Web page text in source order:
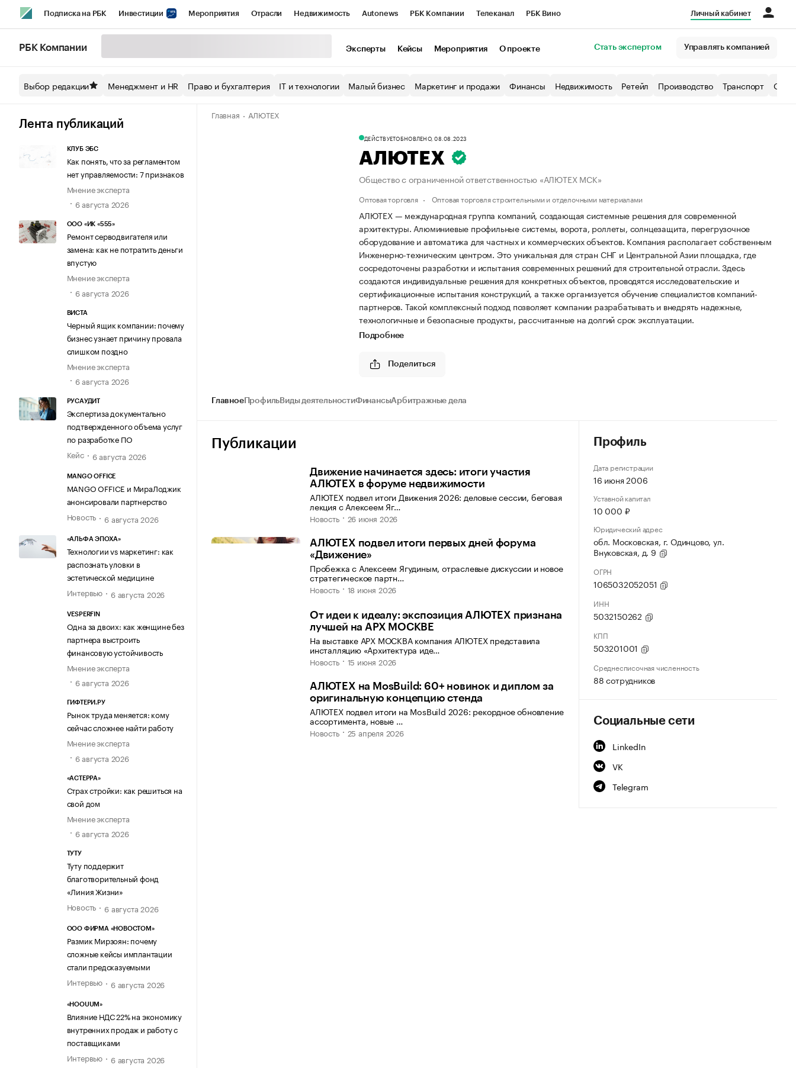
Подписка на РБК Инвестиции Мероприятия Отрасли Недвижимость Autonews РБК Компании Телеканал РБК Вино
Спецпроекты СПб Конференции СПб Спецпроекты Экономика Бизнес
Технологии и медиа Рынок наличной валюты
Личный кабинет
РБК Компании Эксперты Кейсы Мероприятия О проекте Стать экспертом Управлять компанией
Выбор редакции Менеджмент и HR Право и бухгалтерия IT и технологии Малый бизнес Маркетинг и продажи Финансы Недвижимость Ретейл Производство Транспорт
Лента публикаций
КЛУБ ЭБС
Как понять, что за регламентом
нет управляемости: 7 признаков
Мнение эксперта
6 августа 2026
ООО «ИК «555»
Ремонт серводвигателя или
замена: как не потратить деньги
впустую
Мнение эксперта
6 августа 2026
ВИСТА
Черный ящик компании: почему
бизнес узнает причину провала
слишком поздно
Мнение эксперта
6 августа 2026
РУСАУДИТ
Экспертиза документально
подтвержденного объема услуг
по разработке ПО
Кейс
6 августа 2026
MANGO OFFICE
MANGO OFFICE и МираЛоджик
анонсировали партнерство
Новость
6 августа 2026
«АЛЬФА ЭПОХА»
Технологии vs маркетинг: как
распознать уловки в
эстетической медицине
Интервью
6 августа 2026
VESPERFIN
Одна за двоих: как женщине без
партнера выстроить
финансовую устойчивость
Мнение эксперта
6 августа 2026
ГИФТЕРИ.РУ
Рынок труда меняется: кому
сейчас сложнее найти работу
Мнение эксперта
6 августа 2026
«АСТЕРРА»
Страх стройки: как решиться на
свой дом
Мнение эксперта
6 августа 2026
ТУТУ
Туту поддержит
благотворительный фонд
«Линия Жизни»
Новость
6 августа 2026
ООО ФИРМА «НОВОСТОМ»
Размик Мирзоян: почему
сложные кейсы имплантации
стали предсказуемыми
Интервью
6 августа 2026
«HOOUUM»
Влияние НДС 22% на экономику
внутренних продаж и работу с
поставщиками
Интервью
6 августа 2026
Главная АЛЮТЕХ
ДЕЙСТВУЕТОБНОВЛЕНО, 08.08.2023
АЛЮТЕХ
Общество с ограниченной ответственностью «АЛЮТЕХ МСК»
Оптовая торговля Оптовая торговля строительными и отделочными материалами
АЛЮТЕХ — международная группа компаний, создающая системные решения для современной
архитектуры. Алюминиевые профильные системы, ворота, роллеты, солнцезащита, перегрузочное
оборудование и автоматика для частных и коммерческих объектов. Компания располагает собственным
Инженерно-техническим центром. Это уникальная для стран СНГ и Центральной Азии площадка, где
сосредоточены разработки и испытания современных решений для строительной отрасли. Здесь
создаются индивидуальные решения для конкретных объектов, проводятся исследовательские и
сертификационные испытания конструкций, а также организуется обучение специалистов компаний-
партнеров. Такой комплексный подход позволяет компании разрабатывать и внедрять надежные,
технологичные и безопасные продукты, рассчитанные на долгий срок эксплуатации.
Подробнее
Поделиться
ГлавноеПрофиль Виды деятельностиФинансыАрбитражные дела
Публикации
Движение начинается здесь: итоги участия
АЛЮТЕХ в форуме недвижимости
АЛЮТЕХ подвел итоги Движения 2026: деловые сессии, беговая
лекция с Алексеем Яг…
Новость 26 июня 2026
АЛЮТЕХ подвел итоги первых дней форума
«Движение»
Пробежка с Алексеем Ягудиным, отраслевые дискуссии и новое
стратегическое партн…
Новость 18 июня 2026
От идеи к идеалу: экспозиция АЛЮТЕХ признана
лучшей на АРХ МОСКВЕ
На выставке АРХ МОСКВА компания АЛЮТЕХ представила
инсталляцию «Архитектура иде…
Новость 15 июня 2026
АЛЮТЕХ на MosBuild: 60+ новинок и диплом за
оригинальную концепцию стенда
АЛЮТЕХ подвел итоги на MosBuild 2026: рекордное обновление
ассортимента, новые …
Новость 25 апреля 2026
Профиль
Дата регистрации
16 июня 2006
Уставной капитал
10 000 ₽
Юридический адрес
обл. Московская, г. Одинцово, ул.
Внуковская, д. 9
ОГРН
1065032052051
ИНН
5032150262
КПП
503201001
Среднесписочная численность
88 сотрудников
Социальные сети
LinkedIn
VK
Telegram